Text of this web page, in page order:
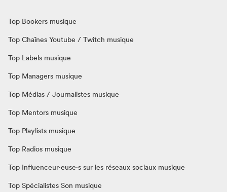
Top Bookers musique
Top Chaînes Youtube / Twitch musique
Top Labels musique
Top Managers musique
Top Médias / Journalistes musique
Top Mentors musique
Top Playlists musique
Top Radios musique
Top Influenceur·euse·s sur les réseaux sociaux musique
Top Spécialistes Son musique